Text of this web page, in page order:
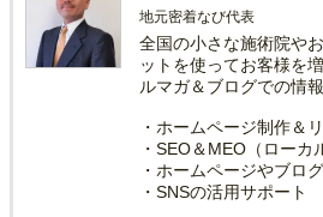
地元密着なび代表
全国の小さな施術院や
ットを使ってお客様を
ルマガ＆ブログでの情
・ホームページ制作＆
・SEO＆MEO（ローカ
・ホームページやブロ
・SNSの活用サポート